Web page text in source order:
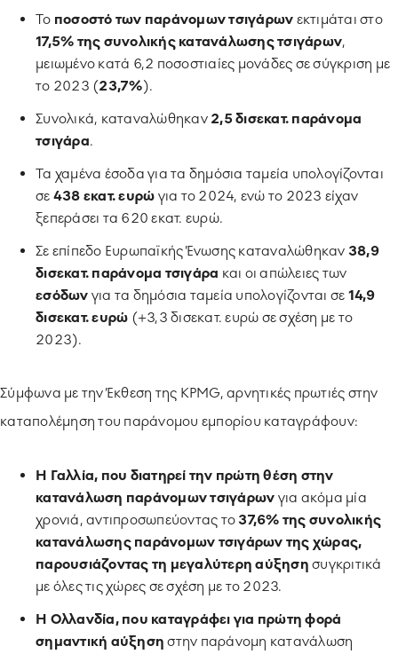
Το ποσοστό των παράνομων τσιγάρων εκτιμάται στο
17,5% της συνολικής κατανάλωσης τσιγάρων,
μειωμένο κατά 6,2 ποσοστιαίες μονάδες σε σύγκριση με
το 2023 (23,7%).
Συνολικά, καταναλώθηκαν 2,5 δισεκατ. παράνομα
τσιγάρα.
Τα χαμένα έσοδα για τα δημόσια ταμεία υπολογίζονται
σε 438 εκατ.ευρώ για το 2024, ενώ το 2023 είχαν
ξεπεράσει τα 620 εκατ. ευρώ.
Σε επίπεδο Ευρωπαϊκής Ένωσης καταναλώθηκαν 38,9
δισεκατ. παράνομα τσιγάρα και οι απώλειες των
εσόδων για τα δημόσια ταμεία υπολογίζονται σε 14,9
δισεκατ.ευρώ (+3,3 δισεκατ. ευρώ σε σχέση με το
2023).
Σύμφωνα με την Έκθεση της KPMG, αρνητικές πρωτιές στην
καταπολέμηση του παράνομου εμπορίου καταγράφουν:
Η Γαλλία, που διατηρεί την πρώτη θέση στην
κατανάλωση παράνομων τσιγάρων για ακόμα μία
χρονιά, αντιπροσωπεύοντας το 37,6% της συνολικής
κατανάλωσης παράνομων τσιγάρων της χώρας,
παρουσιάζοντας τη μεγαλύτερη αύξηση συγκριτικά
με όλες τις χώρες σε σχέση με το 2023.
Η Ολλανδία, που καταγράφει για πρώτη φορά
σημαντική αύξηση στην παράνομη κατανάλωση